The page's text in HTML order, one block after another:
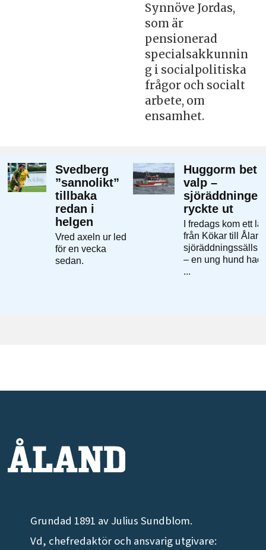
Synnöve Jordas,
som är
pensionerad
specialsakkunnin
g i socialpolitiska
frågor och socialt
arbete, om
ensamhet.
Grundad 1891 av Julius Sundblom.
Vd, chefredaktör och ansvarig utgivare: